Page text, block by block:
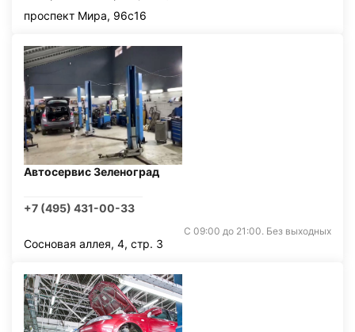
проспект Мира, 96с16
Автосервис Зеленоград
+7 (495) 431-00-33
С 09:00 до 21:00. Без выходных
Сосновая аллея, 4, стр. 3